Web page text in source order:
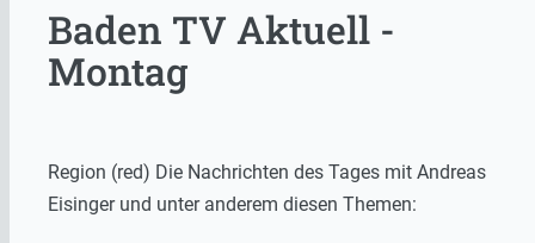
Baden TV Aktuell -
Montag
Region (red) Die Nachrichten des Tages mit Andreas
Eisinger und unter anderem diesen Themen: